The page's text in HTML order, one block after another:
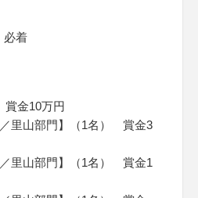
必着
金10万円
里山部門】（1名） 賞金3
里山部門】（1名） 賞金1